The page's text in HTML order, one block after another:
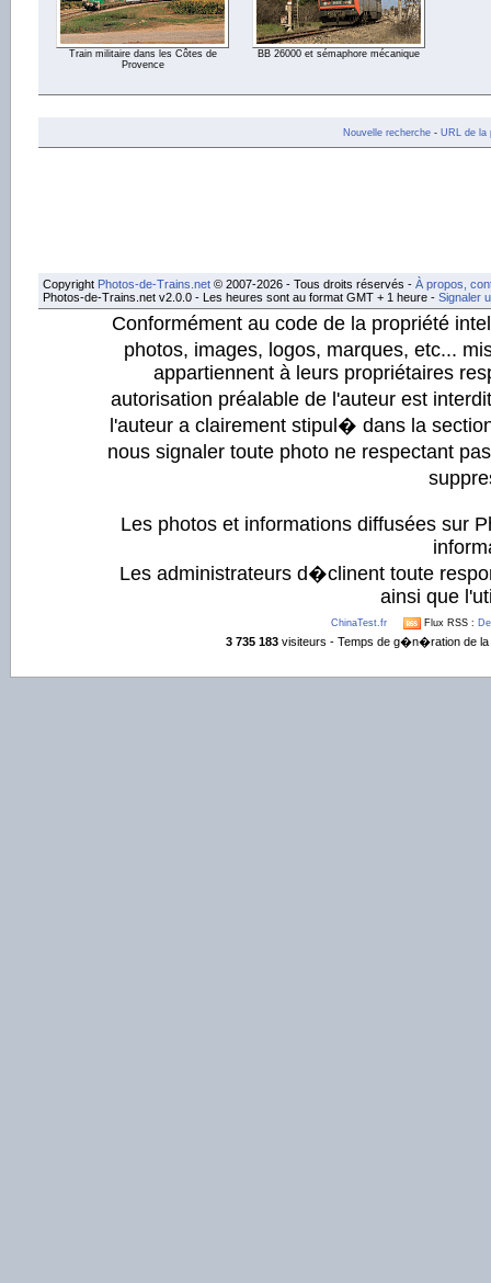
Train militaire dans les Côtes de
Provence
BB 26000 et sémaphore mécanique
Nouvelle recherche- URL de la
Copyright Photos-de-Trains.net © 2007-2026 - Tous droits réservés - À propos,
Photos-de-Trains.net v2.0.0 - Les heures sont au format GMT + 1 heure - Signaler
Conformément au code de la propriété
photos, images, logos, marques, etc...
appartiennent à leurs propriétaires
autorisation préalable de l'auteur est
l'auteur a clairement stipul� dans la
nous signaler toute photo ne respectant
Les photos et informations diffusées sur
Les administrateurs d�clinent toute
ainsi que
ChinaTest.fr Flux RSS :
3 735 183 visiteurs - Temps de g�n�ration de